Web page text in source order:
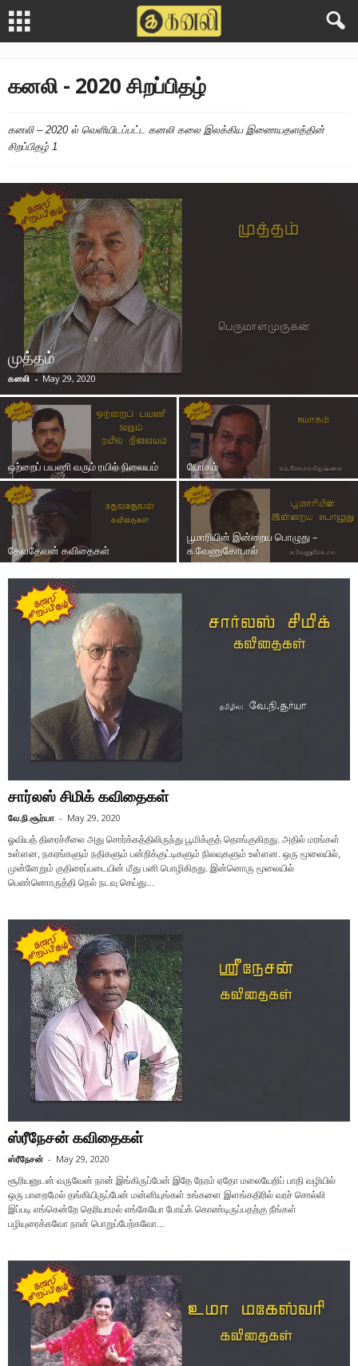
கனலி - 2020 சிறப்பிதழ்
கனலி – 2020 ல் வெளியிடப்பட்ட கனலி கலை இலக்கிய இணையதளத்தின்
சிறப்பிதழ் 1
முத்தம்
கனலி - May 29, 2020
ஒற்றைப் பயணி வரும் ரயில் நிலையம் யோகம்
தேவதேவன் கவிதைகள்
பூமாரியின் இன்றைய பொழுது –
சு.வேணுகோபால்
சார்லஸ் சிமிக் கவிதைகள்
வே.நி.சூர்யா - May 29, 2020
ஓவியத் திரைச்சீலை அது சொர்க்கத்திலிருந்து பூமிக்குத் தொங்குகிறது. அதில் மரங்கள்
உள்ளன, நகரங்களும் நதிகளும் பன்றிக்குட்டிகளும் நிலவுகளும் உள்ளன. ஒரு மூலையில்,
முன்னேறும் குதிரைப்படையின் மீது பனி பொழிகிறது. இன்னொரு மூலையில்
பெண்ணொருத்தி நெல் நடவு செய்து...
ஸ்ரீநேசன் கவிதைகள்
ஸ்ரீநேசன் - May 29, 2020
சூரியனுடன் வருவேன் நான் இங்கிருப்பேன் இதே நேரம் ஏதோ மலையேறிப் பாதி வழியில்
ஒரு பாறைமேல் தங்கியிருப்பேன் மன்னியுங்கள் உங்களை இளங்கதிரில் வரச் சொல்லி
இப்படி எங்கென்றே தெரியாமல் எங்கேயோ போய்க் கொண்டிருப்பதற்கு நீங்கள்
பழியுரைக்கவோ நான் பொறுப்பேற்கவோ...